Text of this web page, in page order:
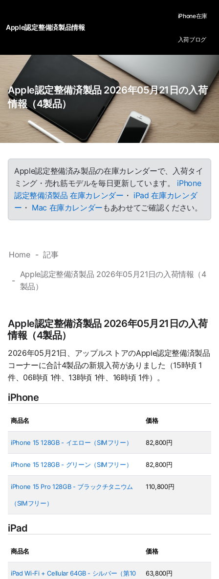
Apple認定整備済製品情報
iPhone在庫
入荷ブログ
Apple認定整備済製品 2026年05月21日の入荷
情報（4製品）
Apple認定整備済み製品の在庫カレンダーで、入荷タイ
ミング・売れ筋モデルを毎日更新しています。 iPhone
認定整備済製品 在庫カレンダー ・ iPad 在庫カレンダ
ー ・ Mac 在庫カレンダー もあわせてご確認ください。
Home 記事
Apple認定整備済製品 2026年05月21日の入荷情報（4
製品）
Apple認定整備済製品 2026年05月21日の入荷
情報（4製品）
2026年05月21日、アップルストアのApple認定整備済製品
コーナーに合計4製品の新規入荷がありました（15時頃 1
件、06時頃 1件、13時頃 1件、16時頃 1件）。
iPhone
商品名 価格
iPhone 15 128GB - イエロー（SIMフリー） 82,800円
iPhone 15 128GB - グリーン（SIMフリー） 82,800円
iPhone 15 Pro 128GB - ブラックチタニウム
（SIMフリー）
110,800円
iPad
商品名 価格
iPad Wi-Fi + Cellular 64GB - シルバー（第10 63,800円